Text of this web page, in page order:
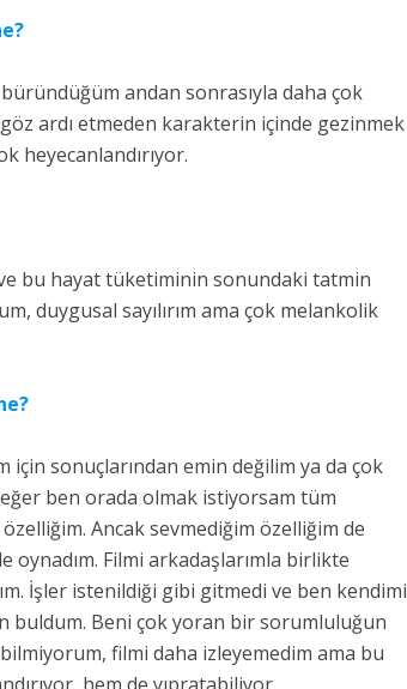
andan sonrasıyla daha çok
ardı etmeden karakterin içinde gezinmek
heyecanlandırıyor.
bu hayat tüketiminin sonundaki tatmin
duygusal sayılırım ama çok melankolik
için sonuçlarından emin değilim ya da çok
ben orada olmak istiyorsam tüm
Ancak sevmediğim özelliğim de
oynadım. Filmi arkadaşlarımla birlikte
İşler istenildiği gibi gitmedi ve ben kendimi
buldum. Beni çok yoran bir sorumluluğun
filmi daha izleyemedim ama bu
hem de yıpratabiliyor.